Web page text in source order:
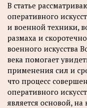
В статье
оперативного
и военной техники,
размаха и
военного искусства
века помогает
применения сил и
что процесс
оперативного
является основой, на